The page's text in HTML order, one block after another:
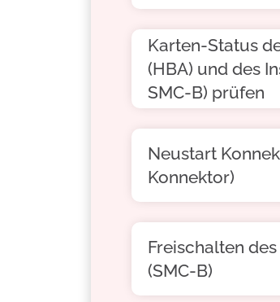
Karten-Status
(HBA) und des
SMC-B) prüfen
Neustart
Konnektor)
Freischalten
(SMC-B)